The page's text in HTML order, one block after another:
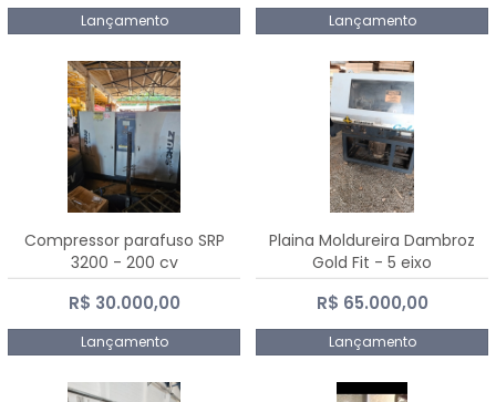
Lançamento Lançamento
Compressor parafuso SRP
3200 - 200 cv
R$ 30.000,00
Lançamento
Plaina Moldureira Dambroz
Gold Fit - 5 eixo
R$ 65.000,00
Lançamento